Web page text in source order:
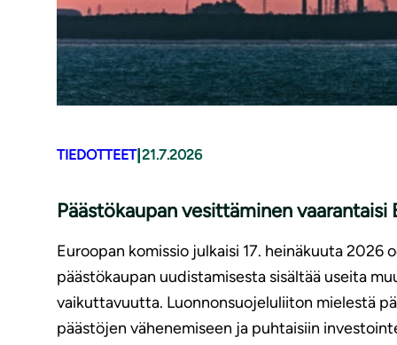
TIEDOTTEET|21.7.2026
Päästökaupan vesittäminen
Euroopan komissio julkaisi 17. heinäkuuta
päästökaupan uudistamisesta sisältää useita
vaikuttavuutta. Luonnonsuojeluliiton mielestä
päästöjen vähenemiseen ja puhtaisiin